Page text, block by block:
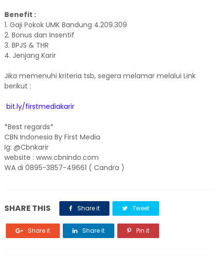
Benefit :
1. Gaji Pokok UMK Bandung 4.209.309
2. Bonus dan Insentif
3. BPJS & THR
4. Jenjang Karir
Jika memenuhi kriteria tsb, segera melamar melalui Link
berikut :
bit.ly/firstmediakarir
*Best regards*
CBN Indonesia By First Media
Ig: @Cbnkarir
website : www.cbnindo.com
WA di 0895-3857-49661 ( Candra )
SHARE THIS Share it Tweet
Share it Share it Pin it